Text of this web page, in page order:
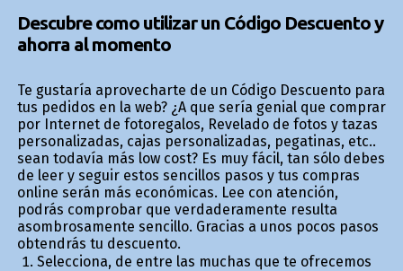
Descubre como utilizar un Código Descuento y
ahorra al momento
Te gustaría aprovecharte de un Código Descuento para
tus pedidos en la web? ¿A que sería genial que comprar
por Internet de fotoregalos, Revelado de fotos y tazas
personalizadas, cajas personalizadas, pegatinas, etc..
sean todavía más low cost? Es muy fácil, tan sólo debes
de leer y seguir estos sencillos pasos y tus compras
online serán más económicas. Lee con atención,
podrás comprobar que verdaderamente resulta
asombrosamente sencillo. Gracias a unos pocos pasos
obtendrás tu descuento.
Selecciona, de entre las muchas que te ofrecemos